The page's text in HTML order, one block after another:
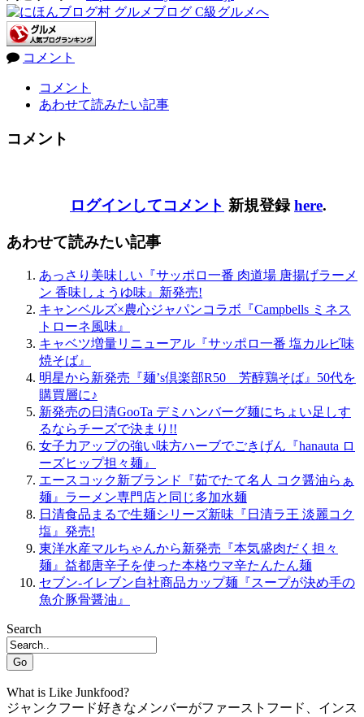
コメント
コメント
あわせて読みたい記事
コメント
ログインしてコメント 新規登録here.
あわせて読みたい記事
あっさり美味しい『サッポロ一番 肉道場 唐揚げラーメ
ン 香味しょうゆ味』新発売!
キャンベルズ×農心ジャパンコラボ『Campbells ミネス
トローネ風味』
キャベツ増量リニューアル『サッポロ一番 塩カルビ味
焼そば』
明星から新発売『麺’s倶楽部R50 芳醇鶏そば』50代を
購買層に♪
新発売の日清GooTa デミハンバーグ麺にちょい足しす
るならチーズで決まり!!
女子力アップの強い味方ハーブでごきげん『hanauta ロ
ーズヒップ担々麺』
エースコック新ブランド『茹でたて名人 コク醤油らぁ
麺』ラーメン専門店と同じ多加水麺
日清食品まるで生麺シリーズ新味『日清ラ王 淡麗コク
塩』発売!
東洋水産マルちゃんから新発売『本気盛肉だく担々
麺』益都唐辛子を使った本格ウマ辛たんたん麺
セブン-イレブン自社商品カップ麺『スープが決め手の
魚介豚骨醤油』
Search
Go
What is Like Junkfood?
ジャンクフード好きなメンバーがファーストフード、インス